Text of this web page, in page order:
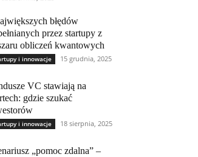
błędów
przez startupy z
obliczeń kwantowych
i innowacje 15 grudnia, 2025
VC stawiają na
gdzie szukać
i innowacje 18 sierpnia, 2025
„pomoc zdalna” –